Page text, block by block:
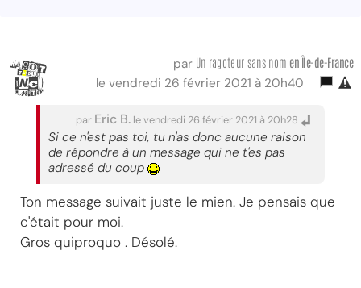
par Un ragoteur sans nom en Île-de-France
le vendredi 26 février 2021 à 20h40
par Eric B. le vendredi 26 février 2021 à 20h28
Si ce n'est pas toi, tu n'as donc aucune raison
de répondre à un message qui ne t'es pas
adressé du coup
Ton message suivait juste le mien. Je pensais que
c'était pour moi.
Gros quiproquo . Désolé.